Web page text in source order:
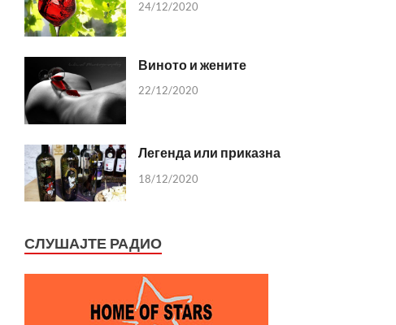
24/12/2020
Виното и жените
22/12/2020
Легенда или приказна
18/12/2020
СЛУШАЈТЕ РАДИО